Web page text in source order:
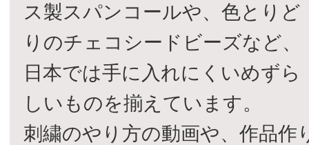
ス製スパンコールや、色とりど
りのチェコシードビーズなど、
日本では手に入れにくいめずら
しいものを揃えています。
刺繍のやり方の動画や、作品作